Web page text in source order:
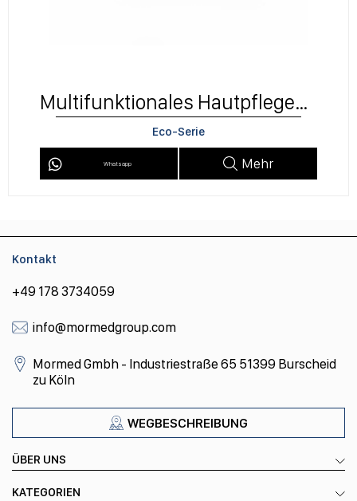
Multifunktionales Hautpflegegerät
Eco-Serie
Mehr
ÜBER UNS
KATEGORIEN
Kontakt
+49 178 3734059
info@mormedgroup.com
Mormed Gmbh - Industriestraße 65 51399 Burscheid
zu Köln
WEGBESCHREIBUNG